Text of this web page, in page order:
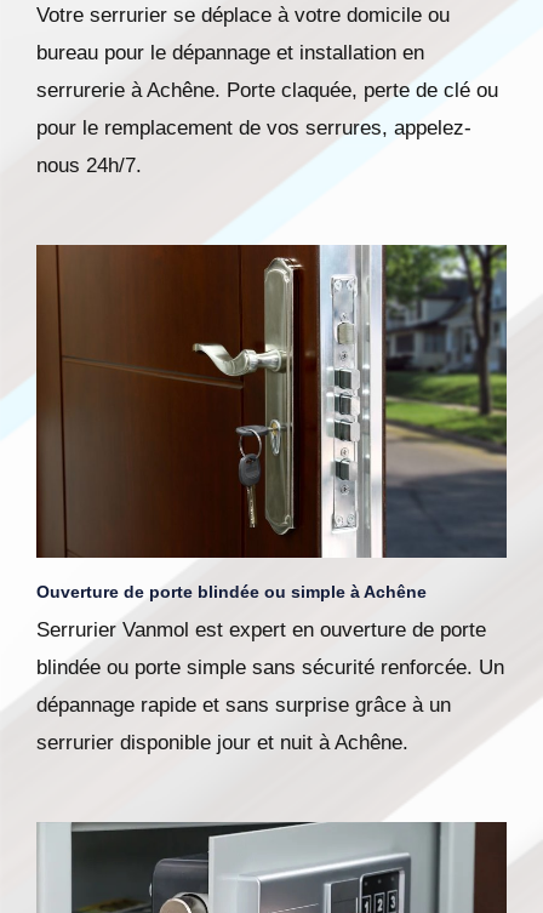
Votre serrurier se déplace à votre domicile ou
bureau pour le dépannage et installation en
serrurerie à Achêne. Porte claquée, perte de clé ou
pour le remplacement de vos serrures, appelez-
nous 24h/7.
Ouverture de porte blindée ou simple à Achêne
Serrurier Vanmol est expert en ouverture de porte
blindée ou porte simple sans sécurité renforcée. Un
dépannage rapide et sans surprise grâce à un
serrurier disponible jour et nuit à Achêne.